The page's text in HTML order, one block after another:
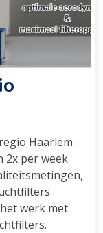
Haarlem
2x per week
werk met